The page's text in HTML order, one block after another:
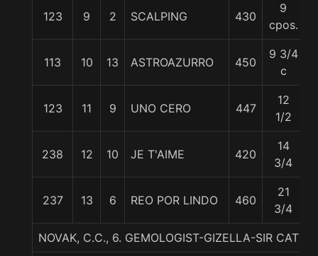
123 9 2 SCALPING 430
9
cpos.
113 10 13 ASTROAZURRO 450
9 3/4
c
123 11 9 UNO CERO 447
12
1/2
238 12 10 JE T'AIME 420
14
3/4
237 13 6 REO POR LINDO 460
21
3/4
NOVAK, C.C., 6. GEMOLOGIST-GIZELLA-SIR CAT